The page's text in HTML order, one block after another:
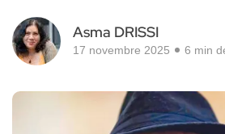
Asma DRISSI
17 novembre 2025 6 min